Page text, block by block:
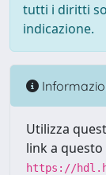
tutti i diritti
indicazione.
Utilizza
link a
https://